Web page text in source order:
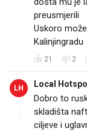
Uskoro
Kalinjingradu
21 2
LH Local
Dobro to
skladišta
ciljeve i